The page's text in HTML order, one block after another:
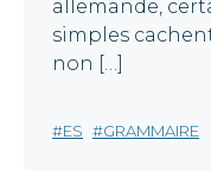
allemande,
simples
non […]
ES GRAMMAIRE